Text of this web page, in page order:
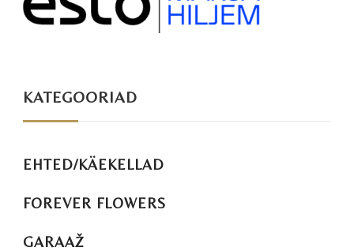
KATEGOORIAD
EHTED/KÄEKELLAD
FOREVER FLOWERS
GARAAŽ